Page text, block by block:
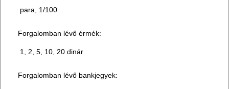
para, 1/100
Forgalomban lévő érmék:
1, 2, 5, 10, 20 dinár
Forgalomban lévő bankjegyek: